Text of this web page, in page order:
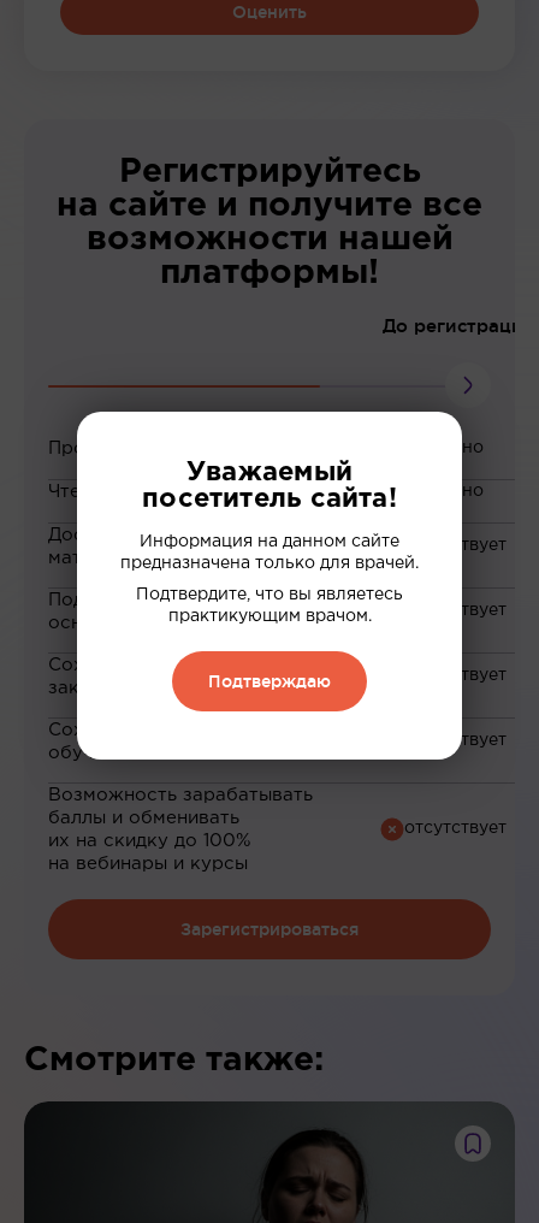
Оценить
Регистрируйтесь
на сайте и получите все
возможности нашей
платформы!
До регистрации
Просмотр вебинаров
Чтение статей
Доступ к закрытым
материалам
Подборка материалов на
основе ваших интересов
Сохранение материалов в
закладки
Сохранение прогресса по
обучению
Возможность зарабатывать
баллы и обменивать
их на скидку до 100%
на вебинары и курсы
Зарегистрироваться
Смотрите также:
Уважаемый
посетитель сайта!
Информация на данном сайте
предназначена только для врачей.
Подтвердите, что вы являетесь
практикующим врачом.
Подтверждаю